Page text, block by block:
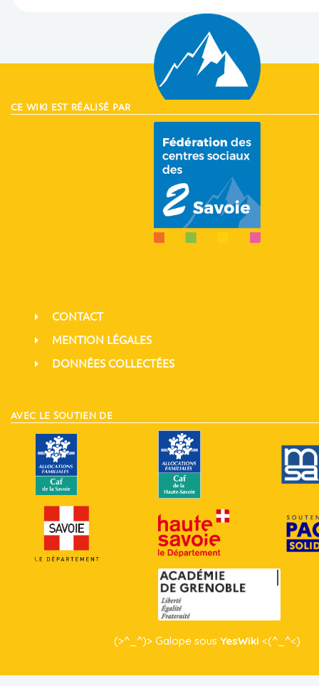
CE WIKI EST RÉALISÉ PAR
CONTACT
MENTION LÉGALES
DONNÉES COLLECTÉES
AVEC LE SOUTIEN DE
(>^_^)> Galope sousYesWiki <(^_^<)